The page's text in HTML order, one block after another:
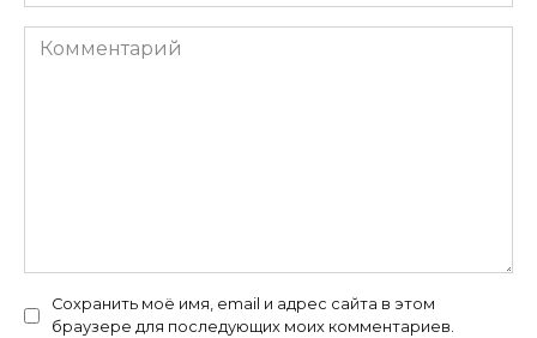
Комментарий
Сохранить моё имя, email и адрес сайта в этом
браузере для последующих моих комментариев.